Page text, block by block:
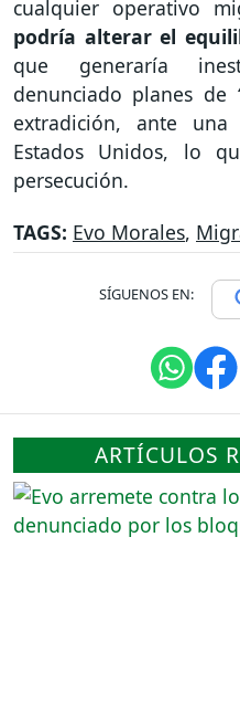
cualquier operativo
podría alterar el
que generaría
denunciado planes de
extradición, ante
Estados Unidos, lo
persecución.
TAGS: Evo Morales,
SÍGUENOS EN:
ARTÍCULOS